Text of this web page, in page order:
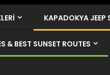
KAPADOKYA JEEP
BEST SUNSET ROUTES